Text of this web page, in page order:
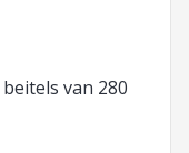
van 280